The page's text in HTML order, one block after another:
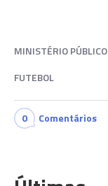
MINISTÉRIO PÚBLICO
FUTEBOL
0 Comentários